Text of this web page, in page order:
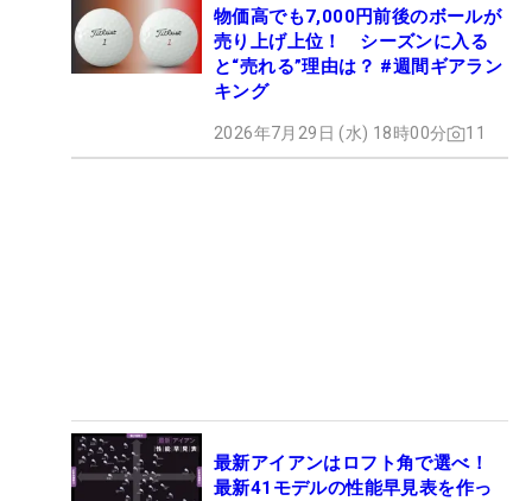
物価高でも7,000円前後のボールが
売り上げ上位！ シーズンに入る
と“売れる”理由は？ #週間ギアラン
キング
2026年7月29日 (水) 18時00分 11
最新アイアンはロフト角で選べ！
最新41モデルの性能早見表を作っ